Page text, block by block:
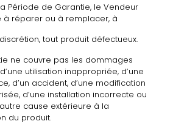
Période de Garantie, le Vendeur
à réparer ou à remplacer, à
tout produit défectueux.
ne couvre pas les dommages
utilisation inappropriée, d’une
d’un accident, d’une modification
d’une installation incorrecte ou
cause extérieure à la
du produit.